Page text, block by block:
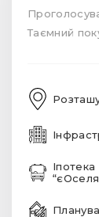
Таємний
Іпотека